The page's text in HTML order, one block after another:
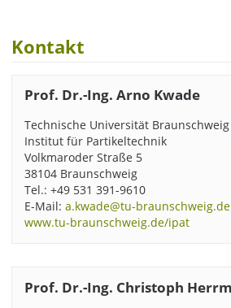
Kontakt
Prof. Dr.-Ing. Arno Kwade
Technische Universität Braunschweig
Institut für Partikeltechnik
Volkmaroder Straße 5
38104 Braunschweig
Tel.: +49 531 391-9610
E-Mail: a.kwade@tu-braunschweig.de
www.tu-braunschweig.de/ipat
Prof. Dr.-Ing. Christoph